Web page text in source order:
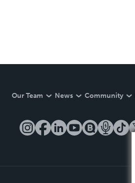
Our Team News Community